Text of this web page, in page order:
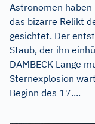
Astronomen haben
das bizarre Relikt
gesichtet. Der
Staub, der ihn
DAMBECK Lange
Sternexplosion
Beginn des 17....